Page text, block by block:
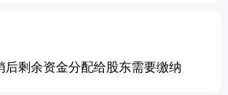
后剩余资金分配给股东需要缴纳